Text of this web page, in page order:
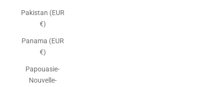
Pakistan (EUR
€)
Panama (EUR
€)
Papouasie-
Nouvelle-